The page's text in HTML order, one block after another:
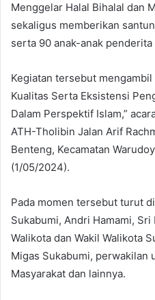
Menggelar Halal Bihalal dan
sekaligus memberikan
serta 90 anak-anak
Kegiatan tersebut
Kualitas Serta Eksistensi
Dalam Perspektif Islam,”
ATH-Tholibin Jalan Arif
Benteng, Kecamatan
(1/05/2024).
Pada momen tersebut turut
Sukabumi, Andri Hamami,
Walikota dan Wakil Walikota
Migas Sukabumi, perwakilan
Masyarakat dan lainnya.